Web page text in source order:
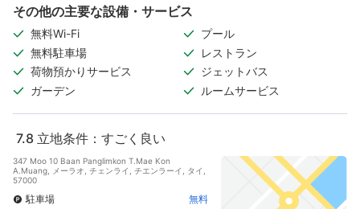
その他の主要な設備・サービス
無料Wi-Fi
プール
無料駐車場
レストラン
荷物預かりサービス
ジェットバス
ガーデン
ルームサービス
7.8 立地条件：すごく良い
347 Moo 10 Baan Panglimkon T.Mae Kon
A.Muang, メーラオ, チェンライ, チエンラーイ, タイ,
57000
駐車場
無料